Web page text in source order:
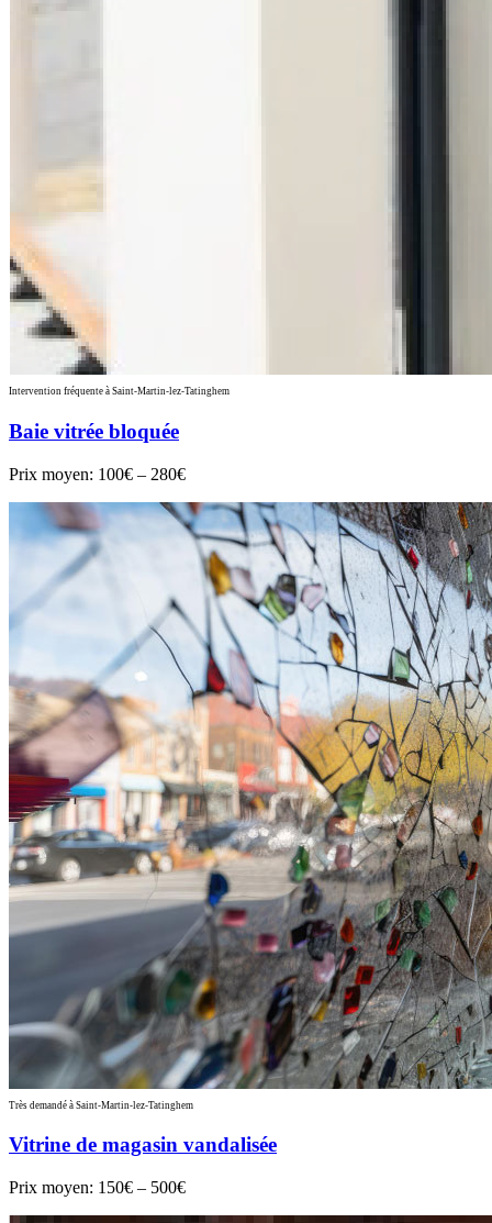
Intervention fréquente à Saint-Martin-lez-Tatinghem
Baie vitrée bloquée
Prix moyen: 100€ – 280€
Très demandé à Saint-Martin-lez-Tatinghem
Vitrine de magasin vandalisée
Prix moyen: 150€ – 500€